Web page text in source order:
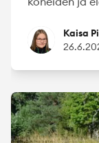
Kaisa Kaisa